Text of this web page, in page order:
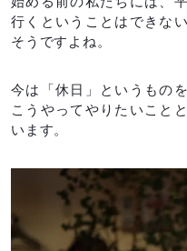
行くということはできな
そうですよね。
今は「休日」というもの
こうやってやりたいこと
います。